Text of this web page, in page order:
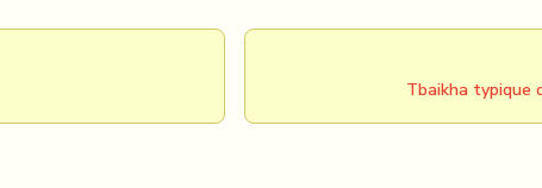
Tbaikha typique